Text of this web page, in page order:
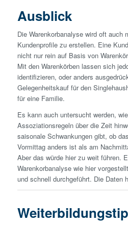
Ausblick
Die Warenkorbanalyse wird oft auch
Kundenprofile zu erstellen. Eine
nicht nur rein auf Basis von
Mit den Warenkörben lassen sich
identifizieren, oder anders
Gelegenheitskauf für den
für eine Familie.
Es kann auch untersucht werden,
Assoziationsregeln über die Zeit
saisonale Schwankungen gibt, ob
Vormittag anders ist als am
Aber das würde hier zu weit führen.
Warenkorbanalyse wie hier
und schnell durchgeführt. Die Daten